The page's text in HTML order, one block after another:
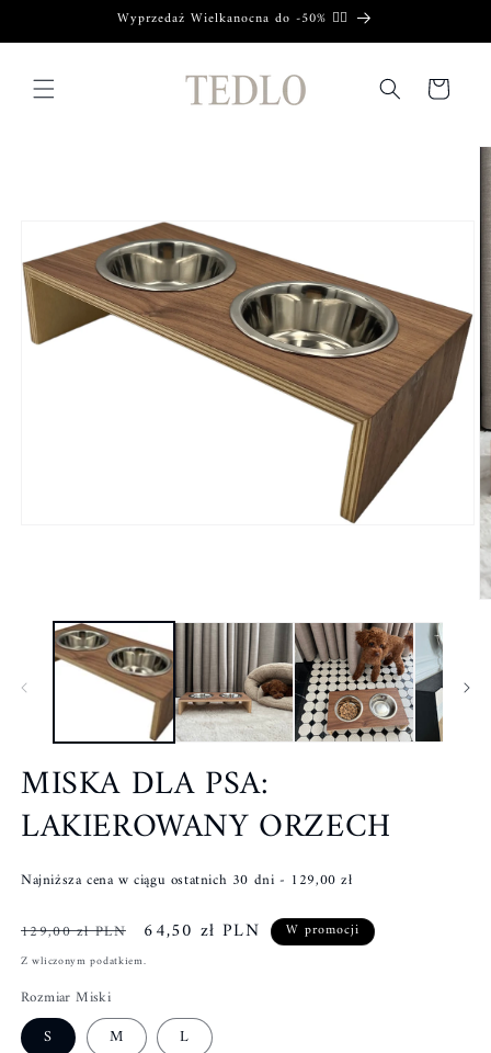
do treści
Wyprzedaż Wielkanocna do -50% ❤️‍🔥
Koszyk
MISKA DLA PSA:
LAKIEROWANY ORZECH
Najniższa cena w ciągu ostatnich 30 dni - 129,00 zł
Cena
regularna
129,00 zł PLN
Cena
promocyjna
64,50 zł PLN W promocji
Z wliczonym podatkiem.
Rozmiar Miski
S M L